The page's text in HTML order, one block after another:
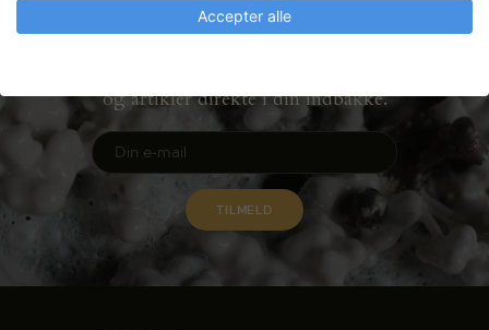
Nyhedsbrev
og artikler direkte i din indbakke.
Accepter alle